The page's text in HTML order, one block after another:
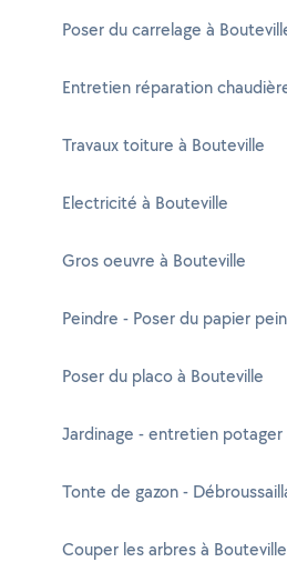
Poser du carrelage à
Entretien réparation
Travaux toiture à Bouteville
Electricité à Bouteville
Gros oeuvre à Bouteville
Peindre - Poser du papier
Poser du placo à Bouteville
Jardinage - entretien potager
Tonte de gazon -
Couper les arbres à Bouteville